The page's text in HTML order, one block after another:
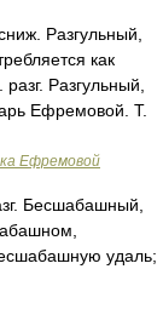
Разгульный,
как
Разгульный,
Ефремовой. Т.
Ефремовой
Бесшабашный,
удаль;